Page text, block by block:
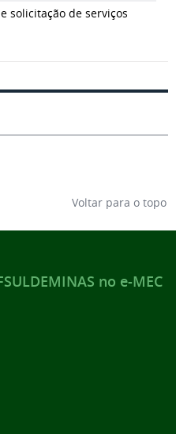
solicitação de serviços
Voltar para o topo
no e-MEC